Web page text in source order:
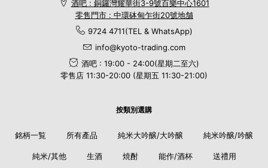
酒吧 : 銅鑼灣耀華街3-9號百樂中心1601
零售門市 : 中環砵甸乍街20號地舗
9724 4711(TEL & WhatsApp)
info@kyoto-trading.com
酒吧 : 19:00 - 24:00(星期二至六)
零售店 11:30-20:00 (星期五 11:30-21:00)
按類別選購
銘柄一覧 所有產品 純米大吟醸/大吟醸 純米吟醸/吟醸
純米/其他 生酒 焼酎 能作/酒杯 送禮用